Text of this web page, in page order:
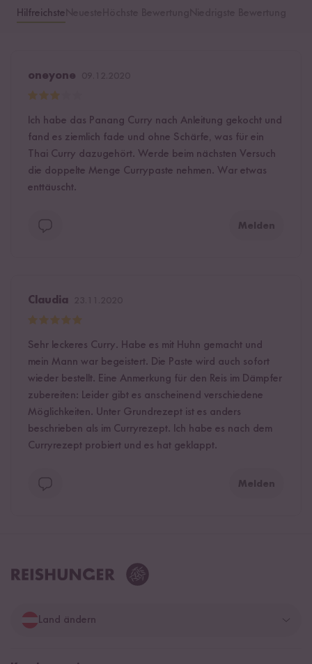
Hilfreichste
oneyone
Ich habe das Panang Curry nach Anleitung gekocht und
fand es ziemlich fade und ohne Schärfe, was für ein
Thai Curry dazugehört. Werde beim nächsten Versuch
die doppelte Menge Currypaste nehmen. War etwas
enttäuscht.
Melden
Claudia
Sehr leckeres Curry. Habe es mit Huhn gemacht und
mein Mann war begeistert. Die Paste wird auch sofort
wieder bestellt. Eine Anmerkung für den Reis im Dämpfer
zubereiten: Leider gibt es anscheinend verschiedene
Möglichkeiten. Unter Grundrezept ist es anders
beschrieben als im Curryrezept. Ich habe es nach dem
Curryrezept probiert und es hat geklappt.
Melden
Land ändern